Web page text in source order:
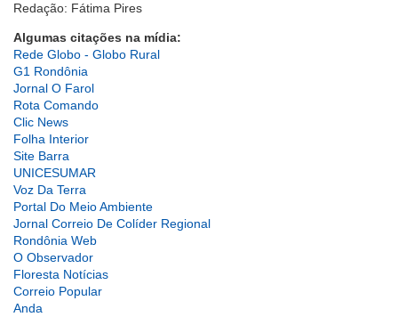
Redação: Fátima Pires
Algumas citações na mídia:
Rede Globo - Globo Rural
G1 Rondônia
Jornal O Farol
Rota Comando
Clic News
Folha Interior
Site Barra
UNICESUMAR
Voz Da Terra
Portal Do Meio Ambiente
Jornal Correio De Colíder Regional
Rondônia Web
O Observador
Floresta Notícias
Correio Popular
Anda